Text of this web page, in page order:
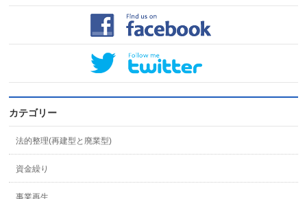
カテゴリー
法的整理(再建型と廃業型)
資金繰り